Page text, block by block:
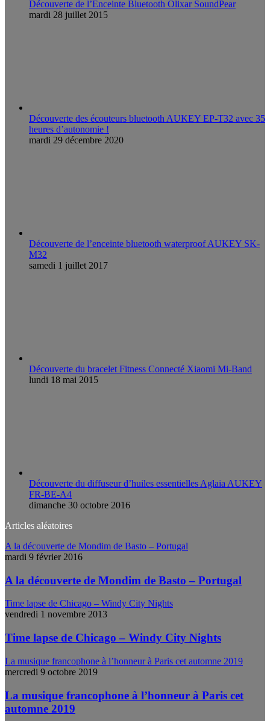
Découverte de l’Enceinte Bluetooth Olixar SoundPear
mardi 28 juillet 2015
Découverte des écouteurs bluetooth AUKEY EP-T32 avec 35
heures d’autonomie !
mardi 29 décembre 2020
Découverte de l’enceinte bluetooth waterproof AUKEY SK-
M32
samedi 1 juillet 2017
Découverte du bracelet Fitness Connecté Xiaomi Mi-Band
lundi 18 mai 2015
Découverte du diffuseur d’huiles essentielles Aglaia AUKEY
FR-BE-A4
dimanche 30 octobre 2016
Articles aléatoires
A la découverte de Mondim de Basto – Portugal
mardi 9 février 2016
A la découverte de Mondim de Basto – Portugal
Time lapse de Chicago – Windy City Nights
vendredi 1 novembre 2013
Time lapse de Chicago – Windy City Nights
La musique francophone à l’honneur à Paris cet automne 2019
mercredi 9 octobre 2019
La musique francophone à l’honneur à Paris cet
automne 2019